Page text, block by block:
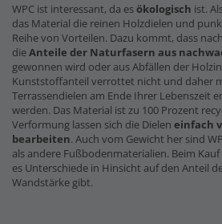
WPC ist interessant, da esökologisch ist.
das Material die reinen Holzdielen und
Reihe von Vorteilen. Dazu kommt, dass
dieAnteile der Naturfasern aus
gewonnen wird oder aus Abfällen der
Kunststoffanteil verrottet nicht und daher
Terrassendielen am Ende Ihrer Lebenszeit
werden. Das Material ist zu 100 Prozent
Verformung lassen sich die Dielen einfach
bearbeiten. Auch vom Gewicht her sind
als andere Fußbodenmaterialien. Beim
es Unterschiede in Hinsicht auf den Anteil
Wandstärke gibt.